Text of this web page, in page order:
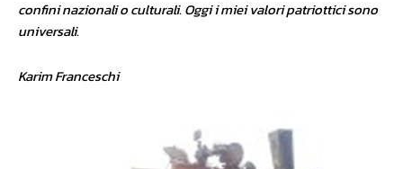
confini nazionali o culturali. Oggi i miei valori patriottici sono
universali.
Karim Franceschi